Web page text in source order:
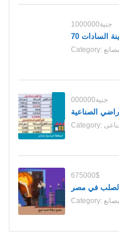
1000000جنية
السادات
Category:
000000جنية
الصناعية
Category:
675000$
الصلب في مصر
Category: